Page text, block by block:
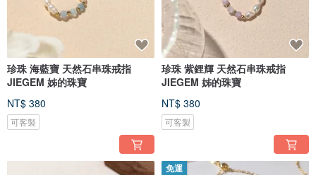
珍珠 海藍寶 天然石串珠戒指
JIEGEM 姊的珠寶
NT$ 380
可客製
珍珠 紫鋰輝 天然石串珠戒指
JIEGEM 姊的珠寶
NT$ 380
可客製
免運